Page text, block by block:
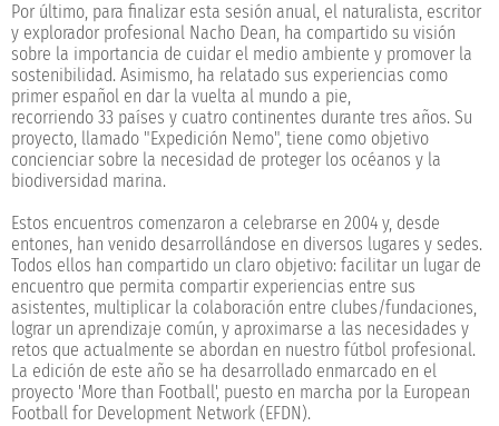
Por último, para finalizar esta sesión anual, el naturalista, escritor
y explorador profesional Nacho Dean, ha compartido su visión
sobre la importancia de cuidar el medio ambiente y promover la
sostenibilidad. Asimismo, ha relatado sus experiencias como
primer español en dar la vuelta al mundo a pie,
recorriendo 33 países y cuatro continentes durante tres años. Su
proyecto, llamado "Expedición Nemo", tiene como objetivo
concienciar sobre la necesidad de proteger los océanos y la
biodiversidad marina.
Estos encuentros comenzaron a celebrarse en 2004 y, desde
entones, han venido desarrollándose en diversos lugares y sedes.
Todos ellos han compartido un claro objetivo: facilitar un lugar de
encuentro que permita compartir experiencias entre sus
asistentes, multiplicar la colaboración entre clubes/fundaciones,
lograr un aprendizaje común, y aproximarse a las necesidades y
retos que actualmente se abordan en nuestro fútbol profesional.
La edición de este año se ha desarrollado enmarcado en el
proyecto 'More than Football', puesto en marcha por la European
Football for Development Network (EFDN).